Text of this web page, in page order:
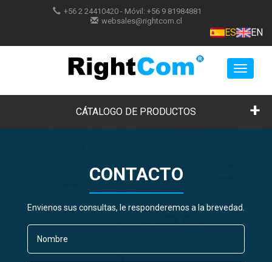
+56 2 24410420- Móvil: +56 9 81984881
websales@rightcom.cl
ES EN
Toggle
CÁTALOGO DE PRODUCTOS
CONTACTO
Envienos sus consultas, le responderemos a la brevedad.